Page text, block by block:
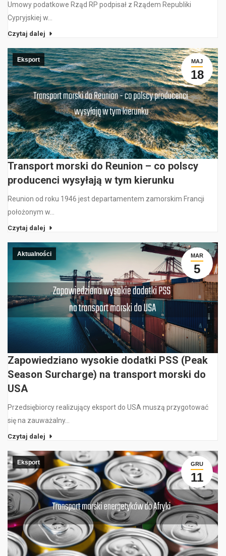
Umowy podatkowe Rząd RP podpisał z Rządem Republiki
Cypryjskiej w…
Czytaj dalej
MAJ
18
Eksport
Transport morski do Reunion – co polscy
producenci wysyłają w tym kierunku
Reunion od roku 1946 jest departamentem zamorskim Francji
położonym w…
Czytaj dalej
MAR
5
Aktualności
Zapowiedziano wysokie dodatki PSS (Peak
Season Surcharge) na transport morski do
USA
Przedsiębiorcy realizujący eksport do USA muszą przygotować
się na zauważalny…
Czytaj dalej
GRU
11
Eksport